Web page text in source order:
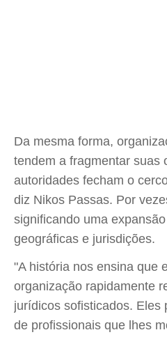
Da mesma forma,
tendem a fragmentar suas
autoridades fecham o
diz Nikos Passas. Por
significando uma
geográficas e jurisdições.
"A história nos ensina que
organização rapidamente
jurídicos sofisticados. Eles
de profissionais que lhes